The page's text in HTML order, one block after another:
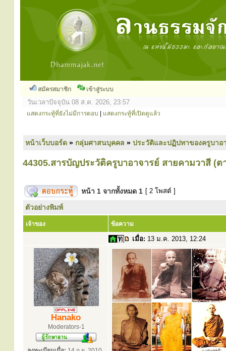
สมัครสมาชิก เข้าสู่ระบบ
วันเวลาปัจจุบัน 08 ส.ค. 2026, 23:57
แสดงกระทู้ที่ยังไม่มีการตอบ แสดงกระทู้ที่เปิดดูแล้ว
หน้าเว็บบอร์ด » กลุ่มศาสนบุคคล » ประวัติและปฏิปทาของครูบาอ
44305.สารบัญประวัติครูบาอาจารย์ สายคามวาสี (
หน้า 1 จากทั้งหมด 1 [ 2 โพสต์ ]
ตัวอย่างพิมพ์
เจ้าของ ข้อความ
เมื่อ: 13 ม.ค. 2013, 12:24
Hanako
Moderators-1